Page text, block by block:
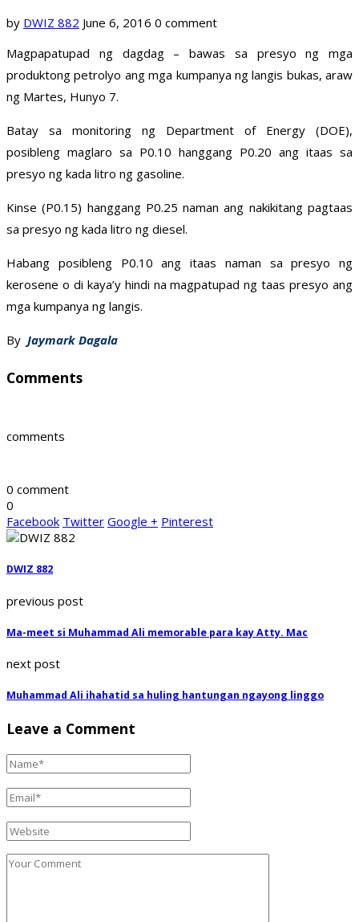
by DWIZ 882 June 6, 2016 0 comment
Magpapatupad ng dagdag – bawas sa presyo ng mga
produktong petrolyo ang mga kumpanya ng langis bukas, araw
ng Martes, Hunyo 7.
Batay sa monitoring ng Department of Energy (DOE),
posibleng maglaro sa P0.10 hanggang P0.20 ang itaas sa
presyo ng kada litro ng gasoline.
Kinse (P0.15) hanggang P0.25 naman ang nakikitang pagtaas
sa presyo ng kada litro ng diesel.
Habang posibleng P0.10 ang itaas naman sa presyo ng
kerosene o di kaya’y hindi na magpatupad ng taas presyo ang
mga kumpanya ng langis.
By Jaymark Dagala
Comments
comments
0 comment
0
Facebook Twitter Google + Pinterest
DWIZ 882
previous post
Ma-meet si Muhammad Ali memorable para kay Atty. Mac
next post
Muhammad Ali ihahatid sa huling hantungan ngayong linggo
Leave a Comment